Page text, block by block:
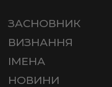
ЗАСНОВНИК
ВИЗНАННЯ
ІМЕНА
НОВИНИ